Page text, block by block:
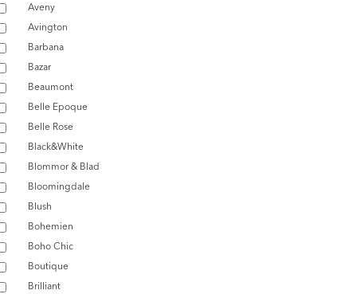
Aveny
Avington
Barbana
Bazar
Beaumont
Belle Epoque
Belle Rose
Black&White
Blommor & Blad
Bloomingdale
Blush
Bohemien
Boho Chic
Boutique
Brilliant